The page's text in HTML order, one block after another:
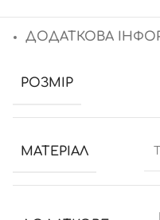
ДОДАТКОВА
РОЗМІР
МАТЕРІАЛ